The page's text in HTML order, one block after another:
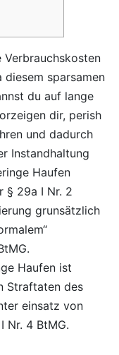
sparsamen
du auf lange
dir, perish
und dadurch
Instandhaltung
Haufen
§ 29a I Nr. 2
grunsätzlich
Haufen ist
Straftaten des
einsatz von
Nr. 4 BtMG.